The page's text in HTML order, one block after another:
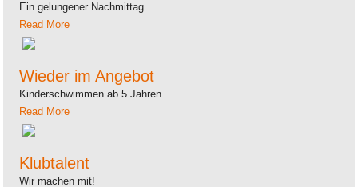
Ein gelungener Nachmittag
Read More
Wieder im Angebot
Kinderschwimmen ab 5 Jahren
Read More
Klubtalent
Wir machen mit!